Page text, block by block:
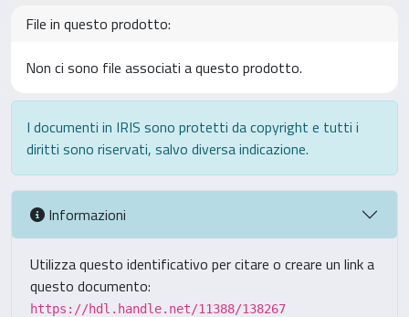
File in questo prodotto:
Non ci sono file associati a questo prodotto.
I documenti in IRIS sono protetti da copyright e tutti i
diritti sono riservati, salvo diversa indicazione.
Informazioni
Utilizza questo identificativo per citare o creare un link a
questo documento:
https://hdl.handle.net/11388/138267